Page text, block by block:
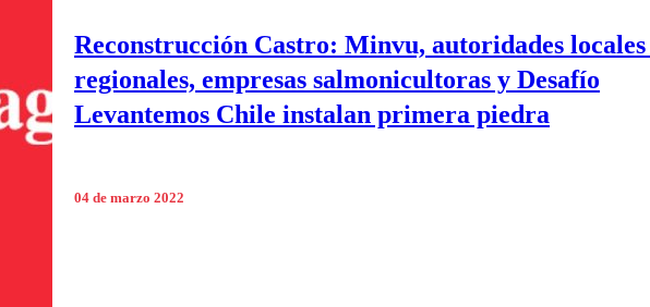
Reconstrucción Castro: Minvu, autoridades
regionales, empresas salmonicultoras y Desafío
Levantemos Chile instalan primera piedra
04 de marzo 2022